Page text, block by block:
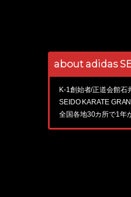
about adidas
K-1創始者/正道会館
SEIDO KARATE
全国各地30カ所で1年